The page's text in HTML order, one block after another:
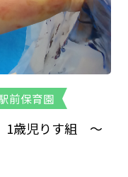
前保育園
1歳児りす組 ～